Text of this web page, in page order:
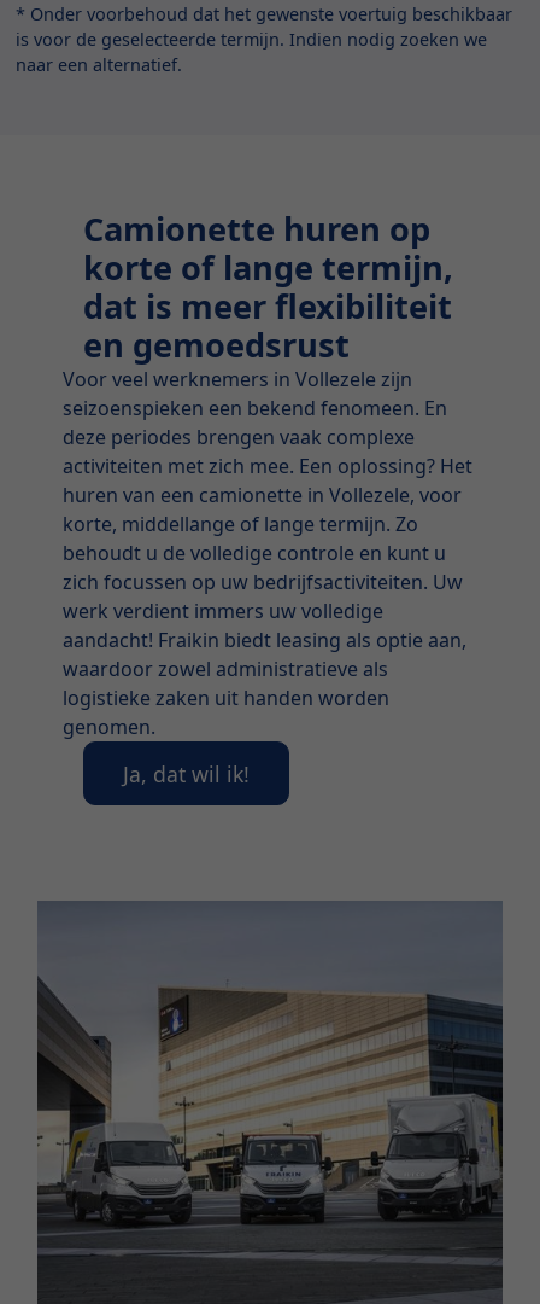
* Onder voorbehoud dat het gewenste voertuig beschikbaar
is voor de geselecteerde termijn. Indien nodig zoeken we
naar een alternatief.
Camionette huren op
korte of lange termijn,
dat is meer flexibiliteit
en gemoedsrust
Voor veel werknemers in Vollezele zijn
seizoenspieken een bekend fenomeen. En
deze periodes brengen vaak complexe
activiteiten met zich mee. Een oplossing? Het
huren van een camionette in Vollezele, voor
korte, middellange of lange termijn. Zo
behoudt u de volledige controle en kunt u
zich focussen op uw bedrijfsactiviteiten. Uw
werk verdient immers uw volledige
aandacht! Fraikin biedt leasing als optie aan,
waardoor zowel administratieve als
logistieke zaken uit handen worden
genomen.
Ja, dat wil ik!